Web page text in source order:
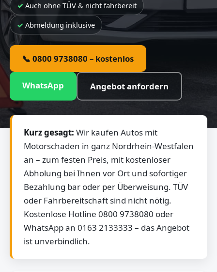
Auch ohne TÜV & nicht fahrbereit
Abmeldung inklusive
📞 0800 9738080 – kostenlos
WhatsApp Angebot anfordern
Kurz gesagt: Wir kaufen Autos mit
Motorschaden in ganz Nordrhein-Westfalen
an – zum festen Preis, mit kostenloser
Abholung bei Ihnen vor Ort und sofortiger
Bezahlung bar oder per Überweisung. TÜV
oder Fahrbereitschaft sind nicht nötig.
Kostenlose Hotline 0800 9738080 oder
WhatsApp an 0163 2133333 – das Angebot
ist unverbindlich.